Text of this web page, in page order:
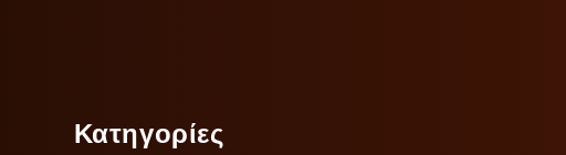
Κατηγορίες